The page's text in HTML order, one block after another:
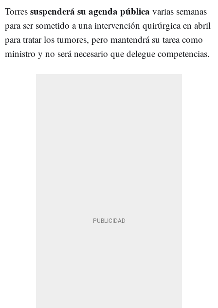
Torres suspenderá su agenda pública varias semanas
para ser sometido a una intervención quirúrgica en abril
para tratar los tumores, pero mantendrá su tarea como
ministro y no será necesario que delegue competencias.